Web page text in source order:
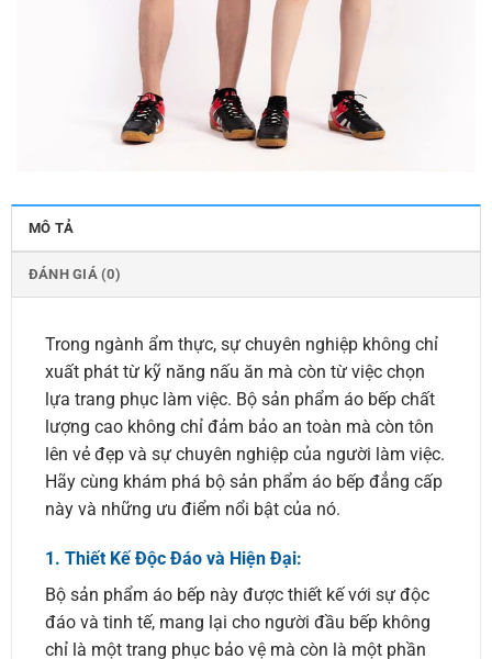
MÔ TẢ
ĐÁNH GIÁ (0)
Trong ngành ẩm thực, sự chuyên nghiệp không chỉ
xuất phát từ kỹ năng nấu ăn mà còn từ việc chọn
lựa trang phục làm việc. Bộ sản phẩm áo bếp chất
lượng cao không chỉ đảm bảo an toàn mà còn tôn
lên vẻ đẹp và sự chuyên nghiệp của người làm việc.
Hãy cùng khám phá bộ sản phẩm áo bếp đẳng cấp
này và những ưu điểm nổi bật của nó.
1. Thiết Kế Độc Đáo và Hiện Đại:
Bộ sản phẩm áo bếp này được thiết kế với sự độc
đáo và tinh tế, mang lại cho người đầu bếp không
chỉ là một trang phục bảo vệ mà còn là một phần